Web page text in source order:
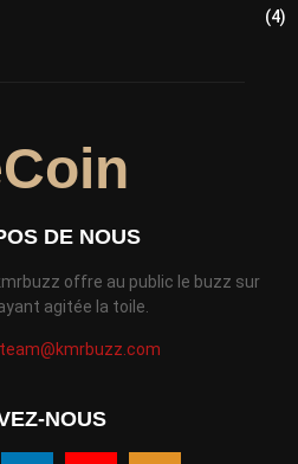
(4)
DE NOUS
offre au public le buzz sur
agitée la toile.
team@kmrbuzz.com
NOUS